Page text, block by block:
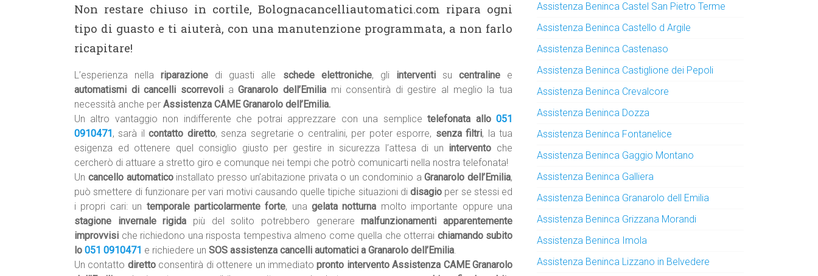
Non restare chiuso in cortile, Bolognacancelliautomatici.com ripara ogni
tipo di guasto e ti aiuterà, con una manutenzione programmata, a non farlo
ricapitare!
L’esperienza nellariparazione di guasti alle schede elettroniche, gli interventisu centralinee
automatismi di cancelli scorrevoliaGranarolo dell’Emilia mi consentirà di gestire al meglio la tua
necessità anche per Assistenza CAME Granarolo dell’Emilia.
Un altro vantaggio non indifferente che potrai apprezzare con una semplicetelefonata allo051
0910471 , sarà ilcontatto diretto, senza segretarie o centralini, per poter esporre, senza filtri, la tua
esigenza ed ottenere quel consiglio giusto per gestire in sicurezza l’attesa di un intervento che
cercherò di attuare a stretto giro e comunque nei tempi che potrò comunicarti nella nostra telefonata!
Un cancello automatico installato presso un’abitazione privata o un condominio aGranarolo dell’Emilia,
può smettere di funzionare per vari motivi causando quelle tipiche situazioni di disagio per se stessi ed
i propri cari: un temporale particolarmente forte, unagelata notturna molto importante oppure una
stagione invernale rigida più del solito potrebbero generaremalfunzionamenti apparentemente
improvvisi che richiedono una risposta tempestiva almeno come quella che otterrai chiamando subito
lo 051 0910471 e richiedere un SOS assistenza cancelli automatici a Granarolo dell’Emilia.
Un contatto direttoconsentirà di ottenere un immediatopronto intervento Assistenza CAME Granarolo
Assistenza Beninca Castel San Pietro Terme
Assistenza Beninca Castello d Argile
Assistenza Beninca Castenaso
Assistenza Beninca Castiglione dei Pepoli
Assistenza Beninca Crevalcore
Assistenza Beninca Dozza
Assistenza Beninca Fontanelice
Assistenza Beninca Gaggio Montano
Assistenza Beninca Galliera
Assistenza Beninca Granarolo dell Emilia
Assistenza Beninca Grizzana Morandi
Assistenza Beninca Imola
Assistenza Beninca Lizzano in Belvedere